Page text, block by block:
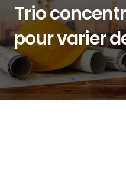
Trio
pour varier